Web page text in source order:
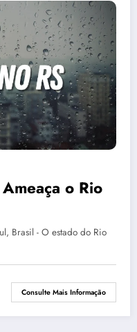
o Rio
Brasil - O estado do Rio
Consulte Mais Informação